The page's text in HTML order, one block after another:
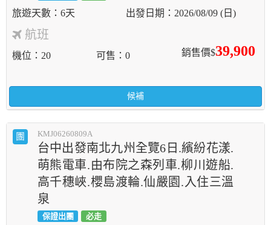
6天 2026/08/09 (日)
航班
銷售價$39,900
機位 20 可售 0
候補
團 KMJ06260809A
台中出發南北九州全覽6日.繽紛花漾.
萌熊電車.由布院之森列車.柳川遊船.
高千穗峽.櫻島渡輪.仙嚴園.入住三溫
泉
保證出團 必走